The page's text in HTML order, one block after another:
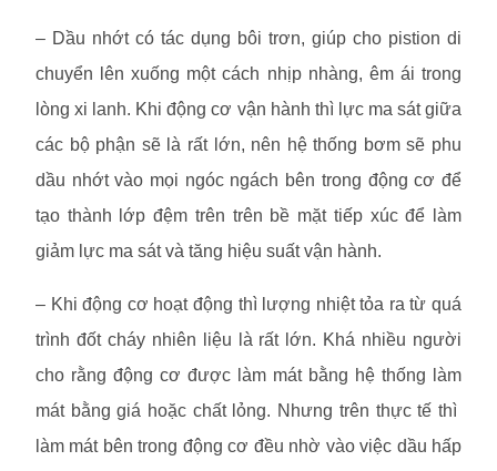
– Dầu nhớt có tác dụng bôi trơn, giúp cho pistion di
chuyển lên xuống một cách nhịp nhàng, êm ái trong
lòng xi lanh. Khi động cơ vận hành thì lực ma sát giữa
các bộ phận sẽ là rất lớn, nên hệ thống bơm sẽ phu
dầu nhớt vào mọi ngóc ngách bên trong động cơ để
tạo thành lớp đệm trên trên bề mặt tiếp xúc để làm
giảm lực ma sát và tăng hiệu suất vận hành.
– Khi động cơ hoạt động thì lượng nhiệt tỏa ra từ quá
trình đốt cháy nhiên liệu là rất lớn. Khá nhiều người
cho rằng động cơ được làm mát bằng hệ thống làm
mát bằng giá hoặc chất lỏng. Nhưng trên thực tế thì
làm mát bên trong động cơ đều nhờ vào việc dầu hấp